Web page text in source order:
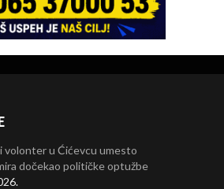
volonter u Ćićevcu umesto
dočekao političke optužbe